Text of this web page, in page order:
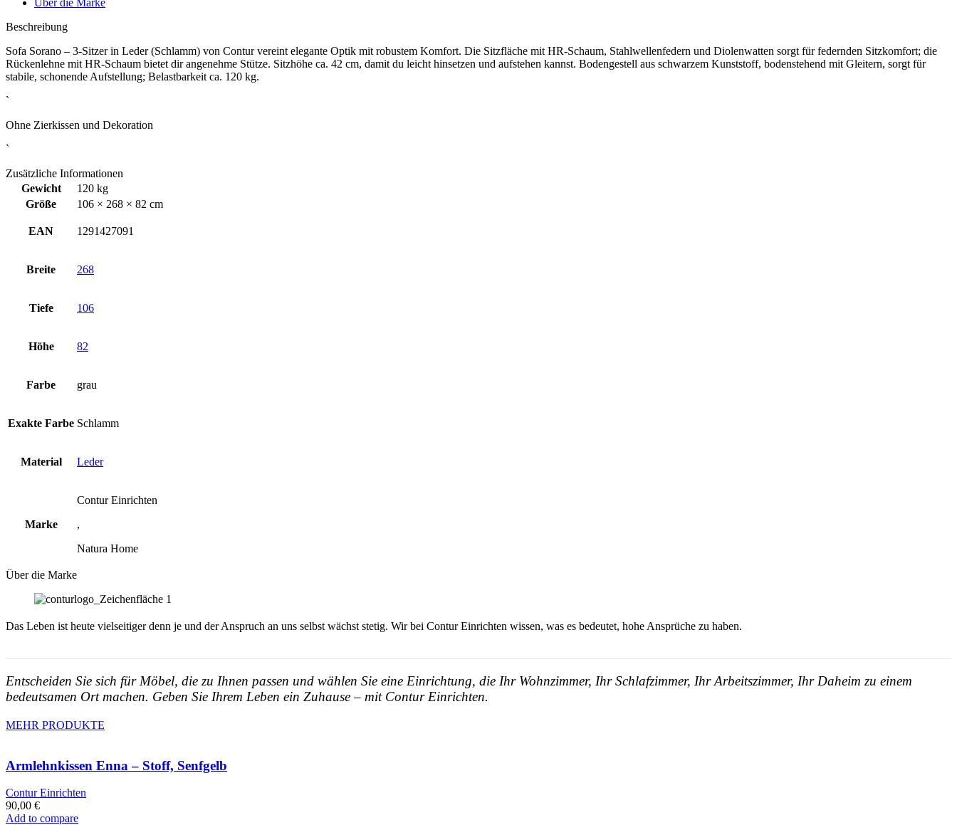
Beschreibung
Sofa Sorano – 3‑Sitzer in Leder (Schlamm) von Contur vereint elegante Optik mit robustem Komfort. Die Sitzfläche mit HR‑Schaum, Stahlwellenfedern und Diolenwatten sorgt für federnden Sitzkomfort; die
Rückenlehne mit HR‑Schaum bietet dir angenehme Stütze. Sitzhöhe ca. 42 cm, damit du leicht hinsetzen und aufstehen kannst. Bodengestell aus schwarzem Kunststoff, bodenstehend mit Gleitern, sorgt für
stabile, schonende Aufstellung; Belastbarkeit ca. 120 kg.
`
Ohne Zierkissen und Dekoration
`
Zusätzliche Informationen
Gewicht
120 kg
Größe
106 × 268 × 82 cm
EAN 1291427091
Breite 268
Tiefe 106
Höhe 82
Farbe grau
Exakte Farbe Schlamm
Material Leder
Marke
Contur Einrichten
,
Natura Home
Über die Marke
Das Leben ist heute vielseitiger denn je und der Anspruch an uns selbst wächst stetig. Wir bei Contur Einrichten wissen, was es bedeutet, hohe Ansprüche zu haben.
Entscheiden Sie sich für Möbel, die zu Ihnen passen und wählen Sie eine Einrichtung, die Ihr Wohnzimmer, Ihr Schlafzimmer, Ihr Arbeitszimmer, Ihr Daheim zu einem
bedeutsamen Ort machen. Geben Sie Ihrem Leben ein Zuhause – mit Contur Einrichten.
MEHR PRODUKTE
Armlehnkissen Enna – Stoff, Senfgelb
Contur Einrichten
90,00 €
Add to compare